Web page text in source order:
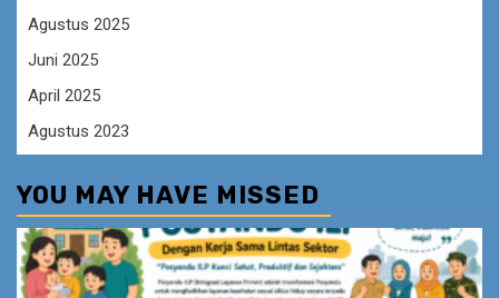
Agustus 2025
Juni 2025
April 2025
Agustus 2023
YOU MAY HAVE MISSED